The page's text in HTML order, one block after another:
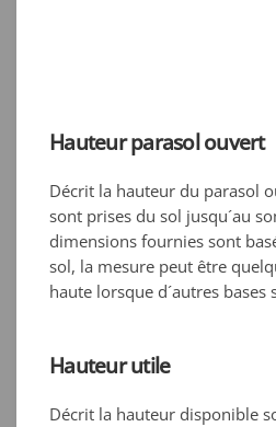
Hauteur parasol ouvert
Décrit la hauteur du parasol
sont prises du sol jusqu´au
dimensions fournies sont
sol, la mesure peut être
haute lorsque d´autres bases
Hauteur utile
Décrit la hauteur disponible